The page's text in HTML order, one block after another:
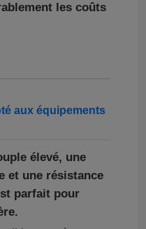
les coûts
aux équipements
élevé, une
et une résistance
parfait pour